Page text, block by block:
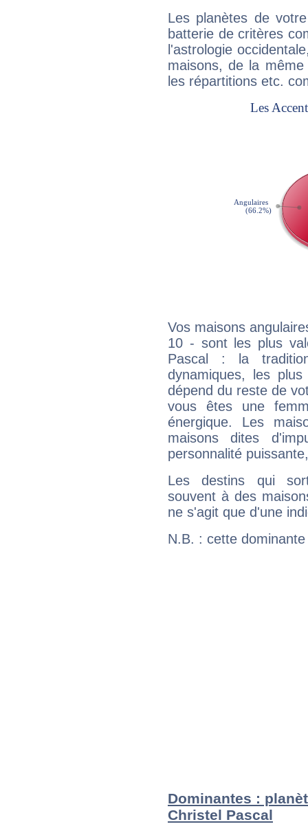
Les planètes de
batterie de critères
l'astrologie
maisons, de la
les répartitions etc.
Vos maisons
10 - sont les plus
Pascal : la
dynamiques, les
dépend du reste de
vous êtes une
énergique. Les
maisons dites
personnalité
Les destins qui
souvent à des
ne s'agit que d'une
N.B. : cette
Dominantes :
Christel Pascal